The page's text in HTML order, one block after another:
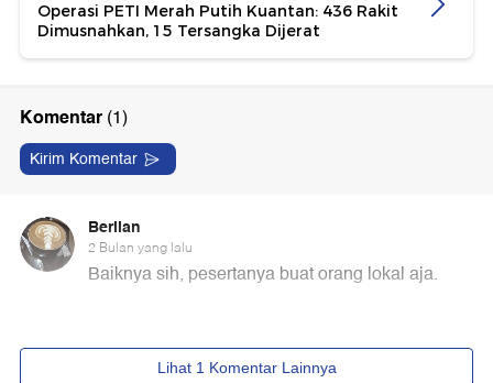
Operasi PETI Merah Putih Kuantan: 436 Rakit
Dimusnahkan, 15 Tersangka Dijerat